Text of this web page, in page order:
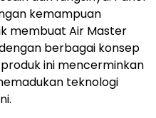
kemampuan
membuat Air Master
berbagai konsep
ini mencerminkan
teknologi